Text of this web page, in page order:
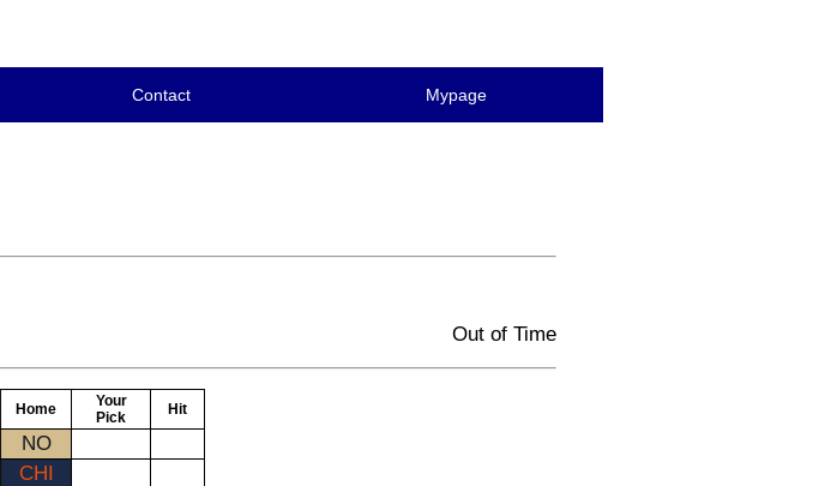
Contact Mypage
Out of Time
Home
Your
Pick
Hit
NO
CHI